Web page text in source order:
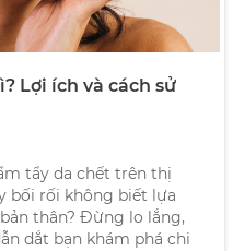
Lợi ích và cách sử
tẩy da chết trên thị
bối rối không biết lựa
thân? Đừng lo lắng,
dắt bạn khám phá chi